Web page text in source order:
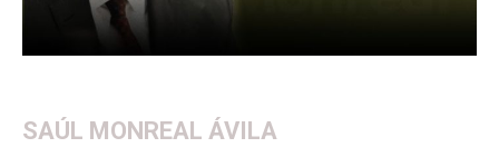
SAÚL MONREAL ÁVILA